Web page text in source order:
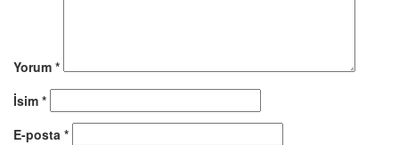
Yorum *
İsim *
E-posta *